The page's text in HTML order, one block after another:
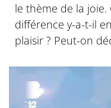
le thème de la
différence y-a-t-il
plaisir ? Peut-on